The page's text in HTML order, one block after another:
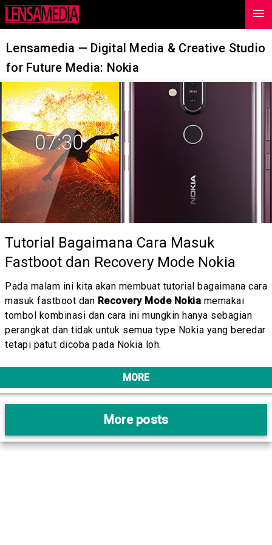
-->
Lensamedia — Digital Media & Creative Studio
for Future Media: Nokia
Tutorial Bagaimana Cara Masuk
Fastboot dan Recovery Mode Nokia
Pada malam ini kita akan membuat tutorial bagaimana cara
masuk fastboot dan Recovery Mode Nokia memakai
tombol kombinasi dan cara ini mungkin hanya sebagian
perangkat dan tidak untuk semua type Nokia yang beredar
tetapi patut dicoba pada Nokia loh.
MORE
More posts
menu